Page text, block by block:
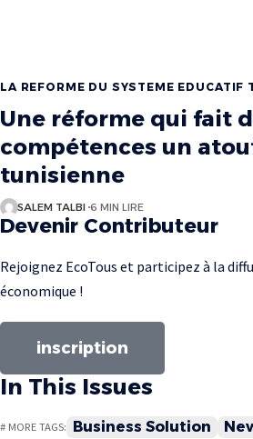
LA REFORME DU SYSTEME EDUCATIF
Une réforme qui fait
compétences un
tunisienne
SALEM TALBI 6 MIN LIRE
Devenir Contributeur
Rejoignez EcoTous et participez à la
économique !
inscription
In This Issues
# MORE TAGS: Business Solution